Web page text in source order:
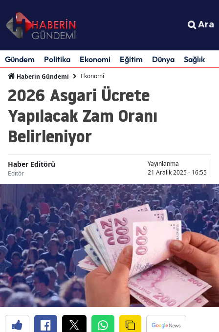
Ara
Gündem Politika Ekonomi Eğitim Dünya Sağlık
Haberin Gündemi Ekonomi
2026 Asgari Ücrete
Yapılacak Zam Oranı
Belirleniyor
Haber Editörü
Editör
Yayınlanma
21 Aralık 2025 - 16:55